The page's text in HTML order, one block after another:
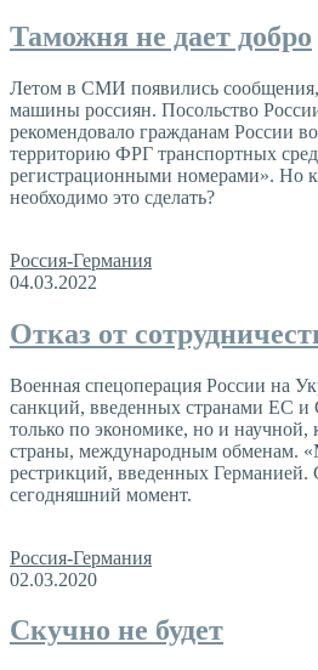
Таможня не дает добро
Летом в СМИ появились
машины россиян. Посольство
рекомендовало гражданам России
территорию ФРГ транспортных
регистрационными номерами». Но
необходимо это сделать?
Россия-Германия
04.03.2022
Отказ от
Военная спецоперация России на
санкций, введенных странами ЕС
только по экономике, но и научной,
страны, международным обменам.
рестрикций, введенных Германией.
сегодняшний момент.
Россия-Германия
02.03.2020
Скучно не будет